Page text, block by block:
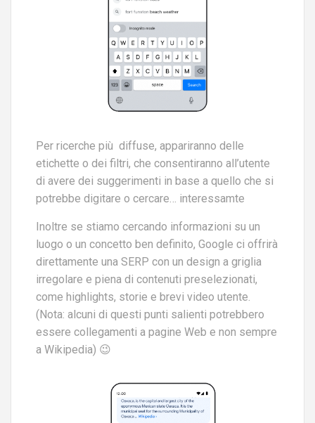
Per ricerche più diffuse, appariranno delle
etichette o dei filtri, che consentiranno all’utente
di avere dei suggerimenti in base a quello che si
potrebbe digitare o cercare… interessamte
Inoltre se stiamo cercando informazioni su un
luogo o un concetto ben definito, Google ci offrirà
direttamente una SERP con un design a griglia
irregolare e piena di contenuti preselezionati,
come highlights, storie e brevi video utente.
(Nota: alcuni di questi punti salienti potrebbero
essere collegamenti a pagine Web e non sempre
a Wikipedia) 😉